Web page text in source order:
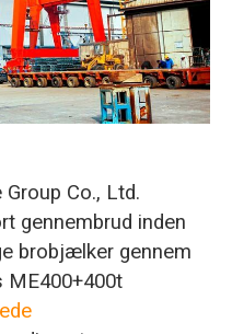
Co., Ltd.
gennembrud inden
brobjælker gennem